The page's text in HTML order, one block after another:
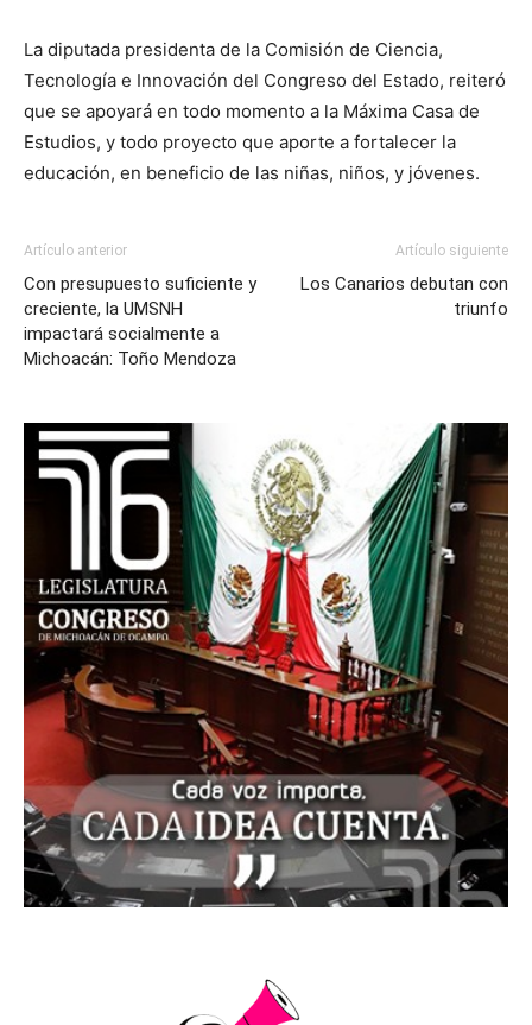
La diputada presidenta de la Comisión de Ciencia,
Tecnología e Innovación del Congreso del Estado, reiteró
que se apoyará en todo momento a la Máxima Casa de
Estudios, y todo proyecto que aporte a fortalecer la
educación, en beneficio de las niñas, niños, y jóvenes.
Artículo anterior
Con presupuesto suficiente y
creciente, la UMSNH
impactará socialmente a
Michoacán: Toño Mendoza
Artículo siguiente
Los Canarios debutan con
triunfo